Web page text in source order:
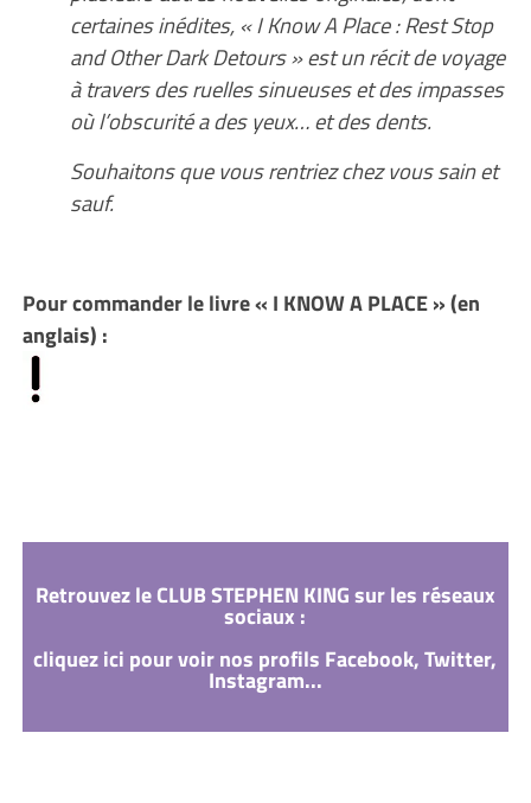
certaines inédites, « I Know A Place : Rest Stop
and Other Dark Detours » est un récit de voyage
à travers des ruelles sinueuses et des impasses
où l’obscurité a des yeux… et des dents.
Souhaitons que vous rentriez chez vous sain et
sauf.
Pour commander le livre « I KNOW A PLACE » (en
anglais) :
Retrouvez le CLUB STEPHEN KING sur les réseaux
sociaux :
cliquez ici pour voir nos profils Facebook, Twitter,
Instagram...